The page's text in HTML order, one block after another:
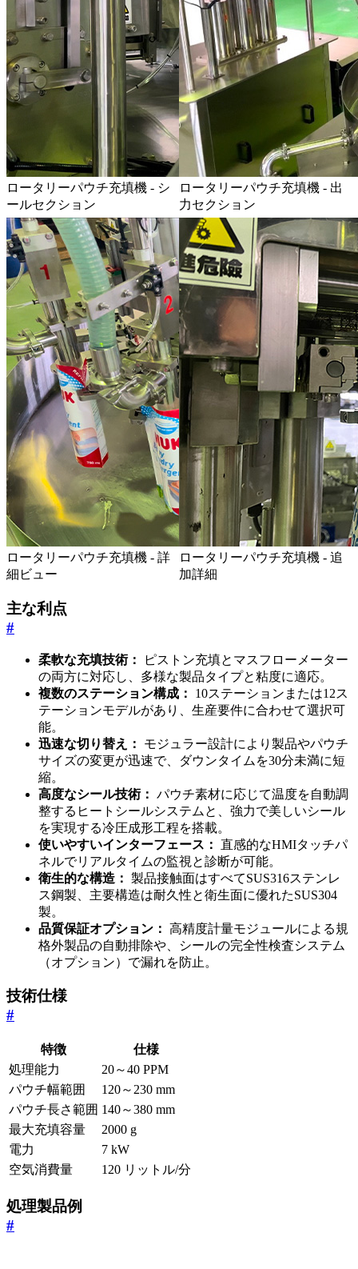
ロータリーパウチ充填機 - シ
ールセクション
ロータリーパウチ充填機 - 出
力セクション
ロータリーパウチ充填機 - 詳
細ビュー
ロータリーパウチ充填機 - 追
加詳細
主な利点
#
柔軟な充填技術：
ピストン充填とマスフローメーター
の両方に対応し、多様な製品タイプと粘度に適応。
複数のステーション構成：
10ステーションまたは12ス
テーションモデルがあり、生産要件に合わせて選択可
能。
迅速な切り替え：
モジュラー設計により製品やパウチ
サイズの変更が迅速で、ダウンタイムを30分未満に短
縮。
高度なシール技術： パウチ素材に応じて温度を自動調
整するヒートシールシステムと、強力で美しいシール
を実現する冷圧成形工程を搭載。
使いやすいインターフェース： 直感的なHMIタッチパ
ネルでリアルタイムの監視と診断が可能。
衛生的な構造： 製品接触面はすべてSUS316ステンレ
ス鋼製、主要構造は耐久性と衛生面に優れたSUS304
製。
品質保証オプション： 高精度計量モジュールによる規
格外製品の自動排除や、シールの完全性検査システム
（オプション）で漏れを防止。
技術仕様
#
特徴
仕様
処理能力
20～40 PPM
パウチ幅範囲
120～230 mm
パウチ長さ範囲 140～380 mm
最大充填容量
2000 g
電力
7 kW
空気消費量
120 リットル/分
処理製品例
#